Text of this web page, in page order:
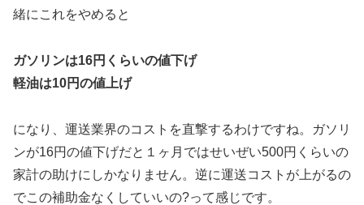
緒にこれをやめると
ガソリンは16円くらいの値下げ
軽油は10円の値上げ
になり、運送業界のコストを直撃するわけですね。ガソリ
ンが16円の値下げだと１ヶ月ではせいぜい500円くらいの
家計の助けにしかなりません。逆に運送コストが上がるの
でこの補助金なくしていいの?って感じです。